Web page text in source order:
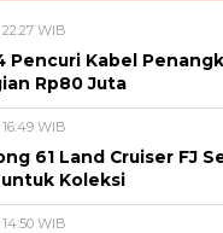
WIB
Pencuri Kabel
Rp80 Juta
WIB
61 Land Cruiser FJ
Koleksi
WIB